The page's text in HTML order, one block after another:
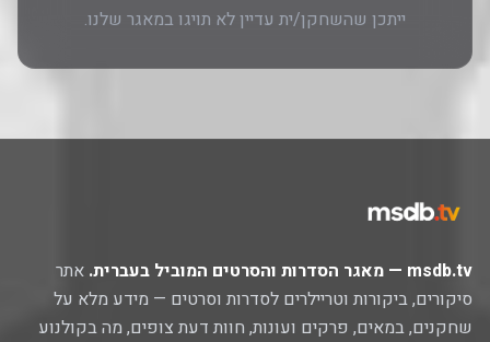
ייתכן שהשחקן/ית עדיין לא תויגו במאגר שלנו.
msdb.tv — מאגר הסדרות והסרטים המוביל בעברית.
אתר
סיקורים, ביקורות וטריילרים לסדרות וסרטים — מידע מלא על
שחקנים, במאים, פרקים ועונות, חוות דעת צופים, מה בקולנוע